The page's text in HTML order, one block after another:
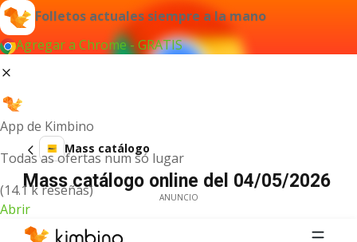
Folletos actuales siempre a la mano
Agregar a Chrome - GRATIS
App de Kimbino
Todas as ofertas num só lugar
(14.1 k reseñas)
Abrir
Mass catálogo
Mass catálogo online del 04/05/2026
ANUNCIO